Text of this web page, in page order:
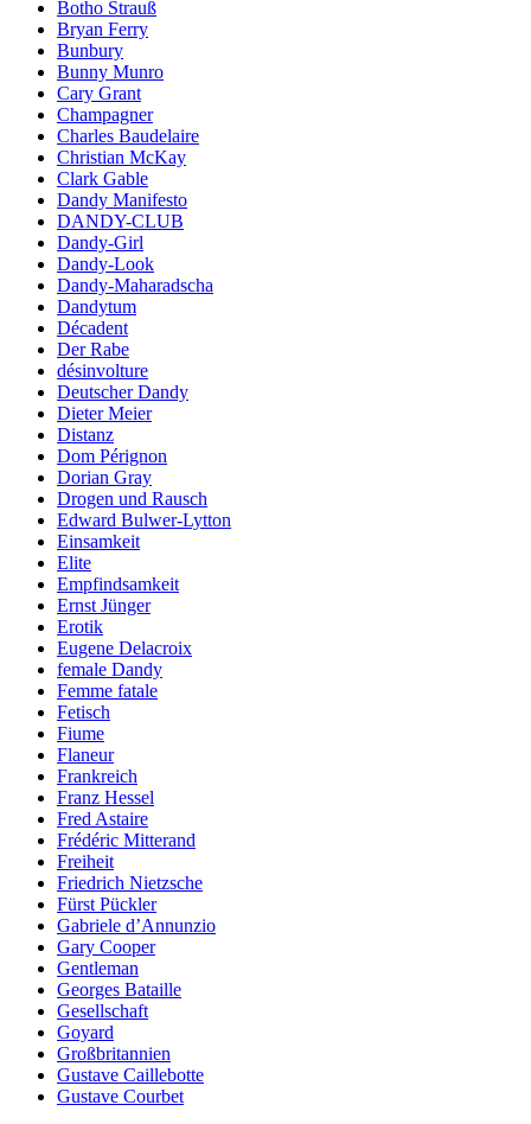
Botho Strauß
Bryan Ferry
Bunbury
Bunny Munro
Cary Grant
Champagner
Charles Baudelaire
Christian McKay
Clark Gable
Dandy Manifesto
DANDY-CLUB
Dandy-Girl
Dandy-Look
Dandy-Maharadscha
Dandytum
Décadent
Der Rabe
désinvolture
Deutscher Dandy
Dieter Meier
Distanz
Dom Pérignon
Dorian Gray
Drogen und Rausch
Edward Bulwer-Lytton
Einsamkeit
Elite
Empfindsamkeit
Ernst Jünger
Erotik
Eugene Delacroix
female Dandy
Femme fatale
Fetisch
Fiume
Flaneur
Frankreich
Franz Hessel
Fred Astaire
Frédéric Mitterand
Freiheit
Friedrich Nietzsche
Fürst Pückler
Gabriele d’Annunzio
Gary Cooper
Gentleman
Georges Bataille
Gesellschaft
Goyard
Großbritannien
Gustave Caillebotte
Gustave Courbet